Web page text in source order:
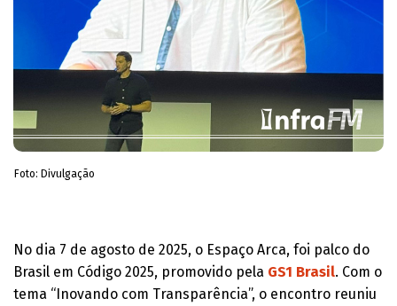
Foto: Divulgação
No dia 7 de agosto de 2025, o Espaço Arca, foi palco do
Brasil em Código 2025, promovido pela GS1 Brasil. Com o
tema “Inovando com Transparência”, o encontro reuniu